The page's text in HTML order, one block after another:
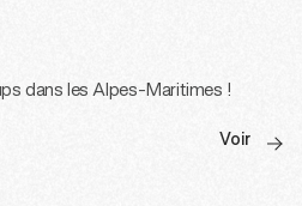
dans les Alpes-Maritimes !
Voir